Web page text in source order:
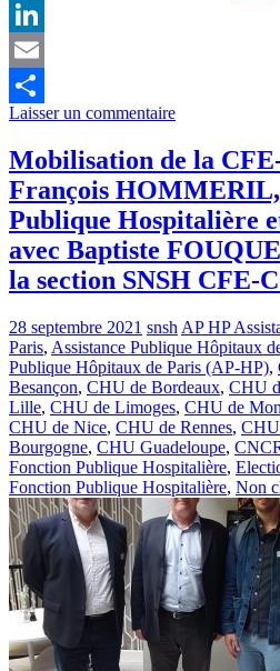
Facebook
LinkedIn
Email
Partager
Laisser un commentaire
Mobilisation de la
François
Publique Hospitalière
avec Baptiste
la section SNSH CFE-
28 septembre 2021 snsh AP HP
Paris, Assistance Publique Hôpitaux
Publique Hôpitaux de Paris (AP-HP),
Besançon, CHU de Bordeaux, CHU
Lille, CHU de Limoges, CHU de
CHU de Nice, CHU de Rennes, CHU
Bourgogne, CHU Guadeloupe,
Fonction Publique Hospitalière,
Fonction Publique Hospitalière, Non